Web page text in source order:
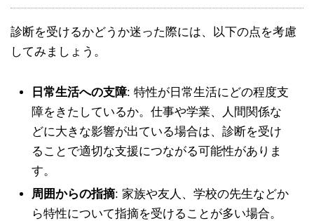
診断を受けるかどうか迷った際には、以下の点を考慮
してみましょう。
日常生活への支障: 特性が日常生活にどの程度支
障をきたしているか。仕事や学業、人間関係な
どに大きな影響が出ている場合は、診断を受け
ることで適切な支援につながる可能性がありま
す。
周囲からの指摘: 家族や友人、学校の先生などか
ら特性について指摘を受けることが多い場合。